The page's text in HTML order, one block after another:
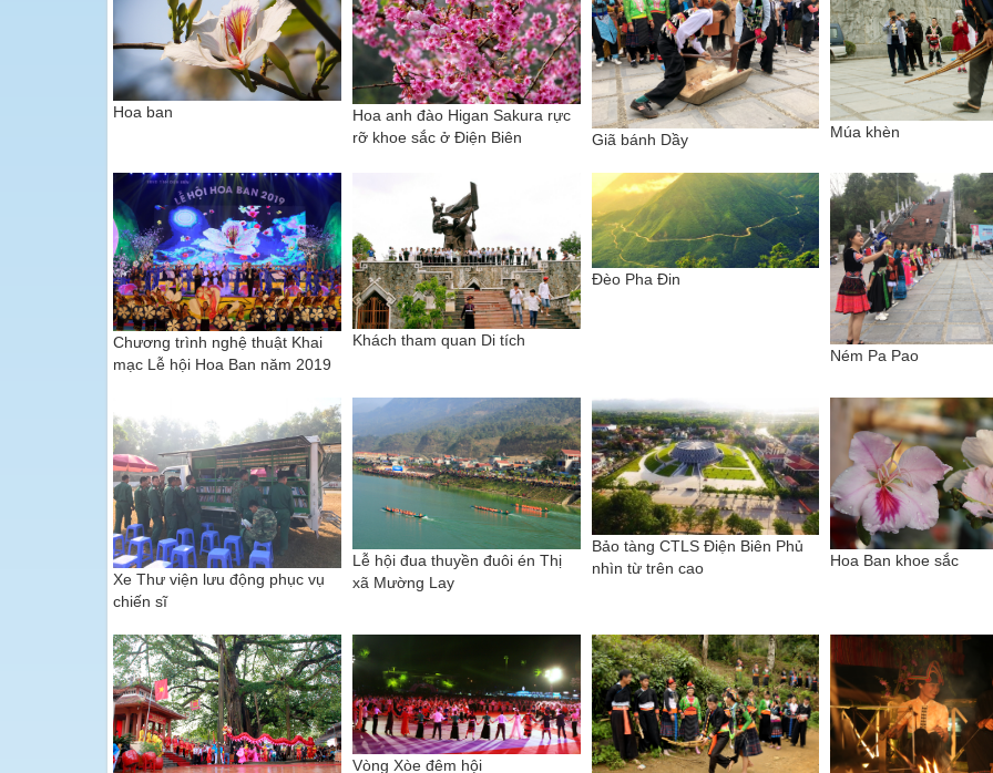
Hoa ban
Hoa anh đào Higan Sakura rực
rỡ khoe sắc ở Điện Biên
Giã bánh Dầy Múa khèn
Chương trình nghệ thuật Khai
mạc Lễ hội Hoa Ban năm 2019
Khách tham quan Di tích
Đèo Pha Đin
Ném Pa Pao
Xe Thư viện lưu động phục vụ
chiến sĩ
Lễ hội đua thuyền đuôi én Thị
xã Mường Lay
Bảo tàng CTLS Điện Biên Phủ
nhìn từ trên cao
Hoa Ban khoe sắc
Vòng Xòe đêm hội